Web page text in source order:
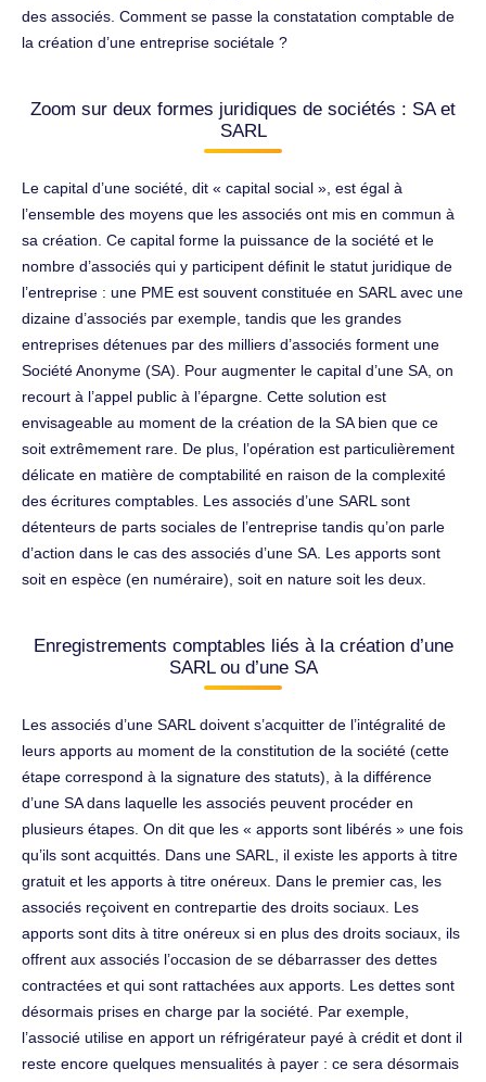
des associés. Comment se passe la constatation comptable de
la création d’une entreprise sociétale ?
Zoom sur deux formes juridiques de sociétés : SA et
SARL
Le capital d’une société, dit « capital social », est égal à
l’ensemble des moyens que les associés ont mis en commun à
sa création. Ce capital forme la puissance de la société et le
nombre d’associés qui y participent définit le statut juridique de
l’entreprise : une PME est souvent constituée en SARL avec une
dizaine d’associés par exemple, tandis que les grandes
entreprises détenues par des milliers d’associés forment une
Société Anonyme (SA). Pour augmenter le capital d’une SA, on
recourt à l’appel public à l’épargne. Cette solution est
envisageable au moment de la création de la SA bien que ce
soit extrêmement rare. De plus, l’opération est particulièrement
délicate en matière de comptabilité en raison de la complexité
des écritures comptables. Les associés d’une SARL sont
détenteurs de parts sociales de l’entreprise tandis qu’on parle
d’action dans le cas des associés d’une SA. Les apports sont
soit en espèce (en numéraire), soit en nature soit les deux.
Enregistrements comptables liés à la création d’une
SARL ou d’une SA
Les associés d’une SARL doivent s’acquitter de l’intégralité de
leurs apports au moment de la constitution de la société (cette
étape correspond à la signature des statuts), à la différence
d’une SA dans laquelle les associés peuvent procéder en
plusieurs étapes. On dit que les « apports sont libérés » une fois
qu’ils sont acquittés. Dans une SARL, il existe les apports à titre
gratuit et les apports à titre onéreux. Dans le premier cas, les
associés reçoivent en contrepartie des droits sociaux. Les
apports sont dits à titre onéreux si en plus des droits sociaux, ils
offrent aux associés l’occasion de se débarrasser des dettes
contractées et qui sont rattachées aux apports. Les dettes sont
désormais prises en charge par la société. Par exemple,
l’associé utilise en apport un réfrigérateur payé à crédit et dont il
reste encore quelques mensualités à payer : ce sera désormais